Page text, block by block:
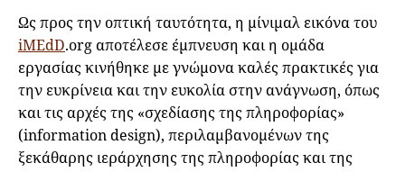
Ως προς την οπτική ταυτότητα, η μίνιμαλ εικόνα του
iMEdD.org αποτέλεσε έμπνευση και η ομάδα
εργασίας κινήθηκε με γνώμονα καλές πρακτικές για
την ευκρίνεια και την ευκολία στην ανάγνωση, όπως
και τις αρχές της «σχεδίασης της πληροφορίας»
(information design), περιλαμβανομένων της
ξεκάθαρης ιεράρχησης της πληροφορίας και της